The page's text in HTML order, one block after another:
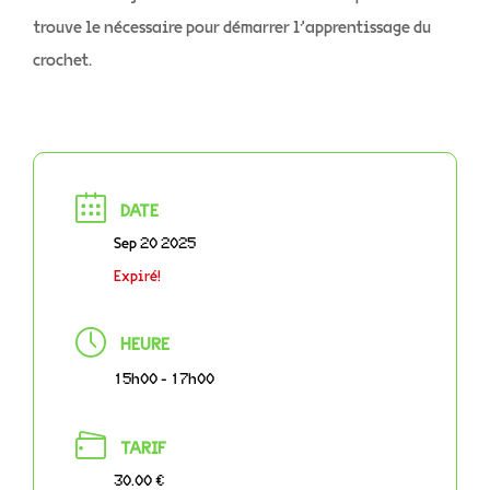
trouve le nécessaire pour démarrer l’apprentissage du
crochet.
DATE
Sep 20 2025
Expiré!
HEURE
15h00 - 17h00
TARIF
30.00 €